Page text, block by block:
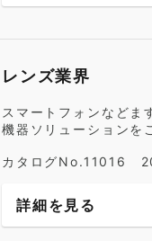
レンズ業界
スマートフォンなどま
機器ソリューションを
カタログNo.11016
詳細を見る